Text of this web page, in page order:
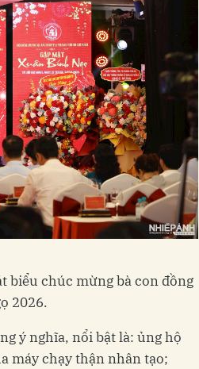
biểu chúc mừng bà con đồng
2026.
ý nghĩa, nổi bật là: ủng hộ
máy chạy thận nhân tạo;